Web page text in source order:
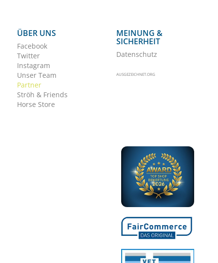
ÜBER UNS
Facebook
Twitter
Instagram
Unser Team
Partner
Ströh & Friends
Horse Store
MEINUNG &
SICHERHEIT
Datenschutz
AUSGEZEICHNET.ORG